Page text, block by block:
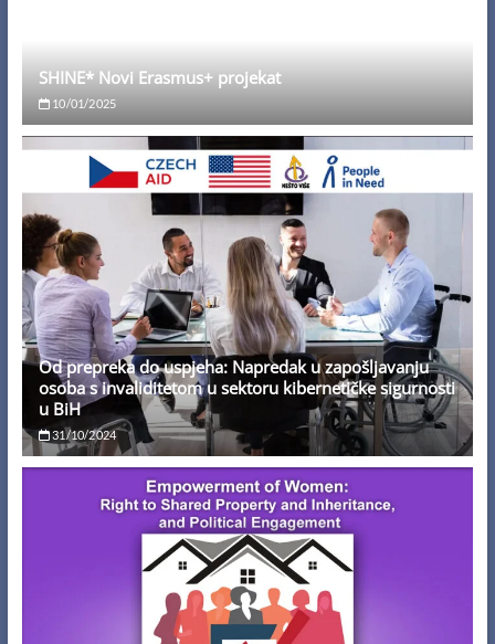
SHINE* Novi Erasmus+ projekat
10/01/2025
Od prepreka do uspjeha: Napredak u zapošljavanju
osoba s invaliditetom u sektoru kibernetičke sigurnosti
u BiH
31/10/2024